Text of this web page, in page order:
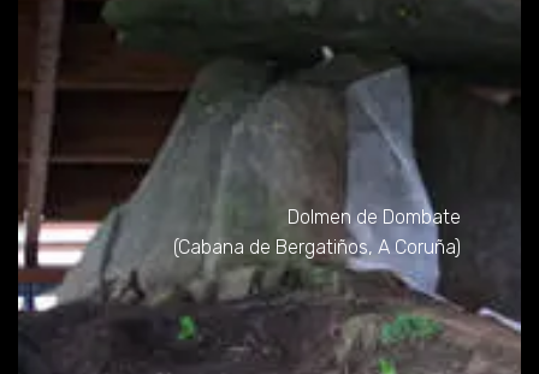
Dolmen de Dombate
(Cabana de Bergatiños, A Coruña)